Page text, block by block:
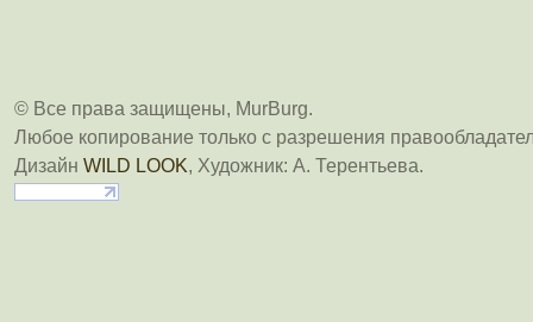
© Все права защищены, MurBurg.
Любое копирование только с разрешения
Дизайн WILD LOOK, Художник: А. Терентьева.